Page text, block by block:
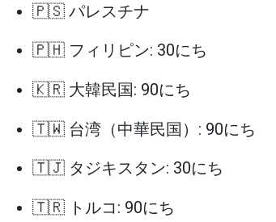
🇵🇸 パレスチナ
🇵🇭 フィリピン: 30にち
🇰🇷 大韓民国: 90にち
🇹🇼 台湾（中華民国）: 90にち
🇹🇯 タジキスタン: 30にち
🇹🇷 トルコ: 90にち